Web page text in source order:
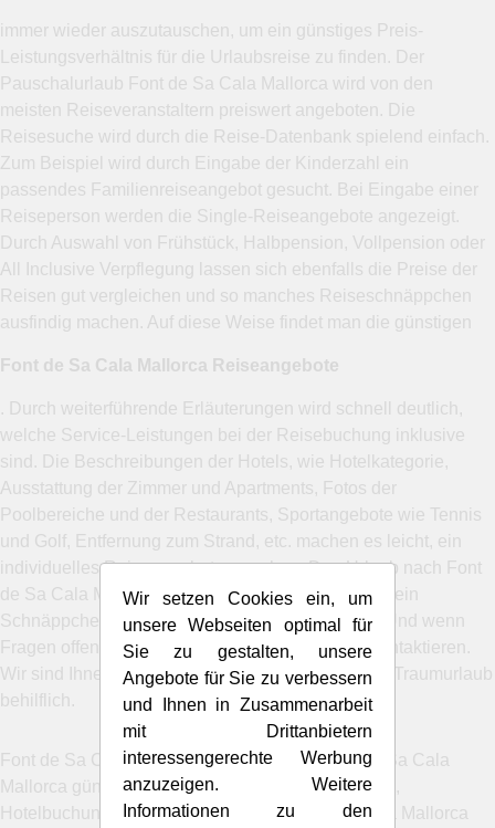
immer wieder auszutauschen, um ein günstiges Preis-
Leistungsverhältnis für die Urlaubsreise zu finden. Der
Pauschalurlaub Font de Sa Cala Mallorca wird von den
meisten Reiseveranstaltern preiswert angeboten. Die
Reisesuche wird durch die Reise-Datenbank spielend einfach.
Zum Beispiel wird durch Eingabe der Kinderzahl ein
passendes Familienreiseangebot gesucht. Bei Eingabe einer
Reiseperson werden die Single-Reiseangebote angezeigt.
Durch Auswahl von Frühstück, Halbpension, Vollpension oder
All Inclusive Verpflegung lassen sich ebenfalls die Preise der
Reisen gut vergleichen und so manches Reiseschnäppchen
ausfindig machen. Auf diese Weise findet man die günstigen
Font de Sa Cala Mallorca Reiseangebote
. Durch weiterführende Erläuterungen wird schnell deutlich,
welche Service-Leistungen bei der Reisebuchung inklusive
sind. Die Beschreibungen der Hotels, wie Hotelkategorie,
Ausstattung der Zimmer und Apartments, Fotos der
Poolbereiche und der Restaurants, Sportangebote wie Tennis
und Golf, Entfernung zum Strand, etc. machen es leicht, ein
individuelles Reiseangebot zu suchen. Den Urlaub nach Font
de Sa Cala Mallorca buchen und beim Reisepreis ein
Schnäppchen machen. Oder man sucht weitere . Und wenn
Fragen offen bleiben, können Sie uns natürlich kontaktieren.
Wir sind Ihnen gern bei der Reisebuchung für den Traumurlaub
behilflich.
Font de Sa Cala Urlaub. Pauschalreisen Font de Sa Cala
Mallorca günstig Lastminute buchen. Flugbuchung,
Hotelbuchung und Reisebuchung Font de Sa Cala Mallorca
Wir setzen Cookies ein, um
unsere Webseiten optimal für
Sie zu gestalten, unsere
Angebote für Sie zu verbessern
und Ihnen in Zusammenarbeit
mit Drittanbietern
interessengerechte Werbung
anzuzeigen. Weitere
Informationen zu den